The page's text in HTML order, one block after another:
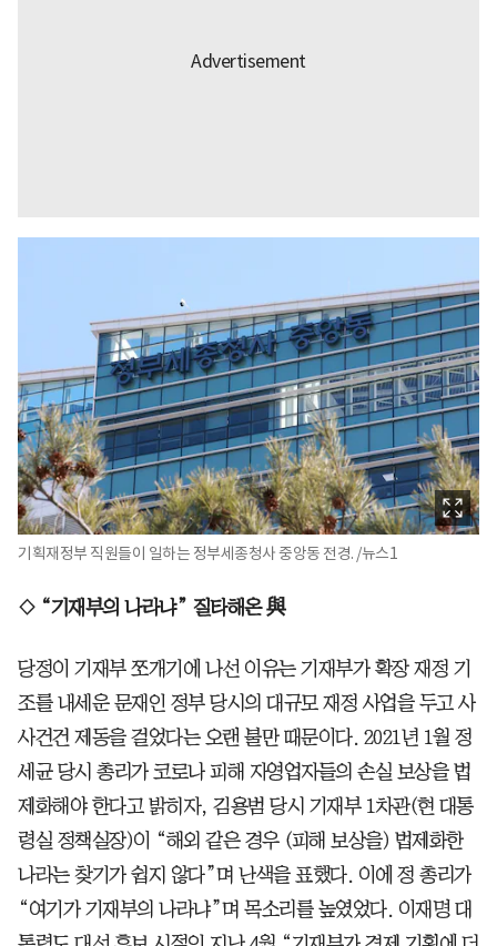
기획재정부 직원들이 일하는 정부세종청사 중앙동 전경. /뉴스1
◇ “기재부의 나라냐” 질타해온 與
당정이 기재부 쪼개기에 나선 이유는 기재부가 확장 재정 기
조를 내세운 문재인 정부 당시의 대규모 재정 사업을 두고 사
사건건 제동을 걸었다는 오랜 불만 때문이다. 2021년 1월 정
세균 당시 총리가 코로나 피해 자영업자들의 손실 보상을 법
제화해야 한다고 밝히자, 김용범 당시 기재부 1차관(현 대통
령실 정책실장)이 “해외 같은 경우 (피해 보상을) 법제화한
나라는 찾기가 쉽지 않다”며 난색을 표했다. 이에 정 총리가
“여기가 기재부의 나라냐”며 목소리를 높였었다. 이재명 대